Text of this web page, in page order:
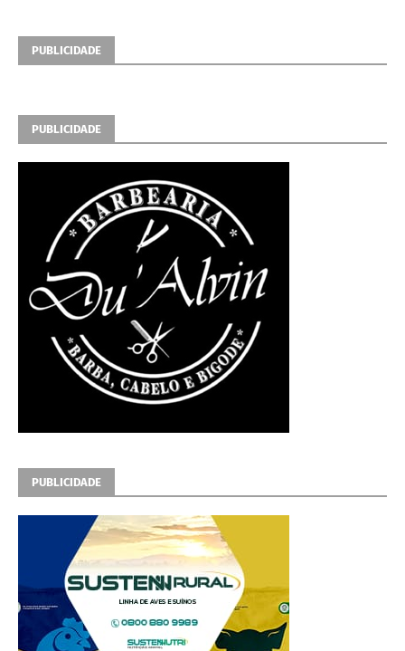
PUBLICIDADE
PUBLICIDADE
PUBLICIDADE